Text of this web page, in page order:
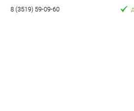
8 (3519) 59-09-60